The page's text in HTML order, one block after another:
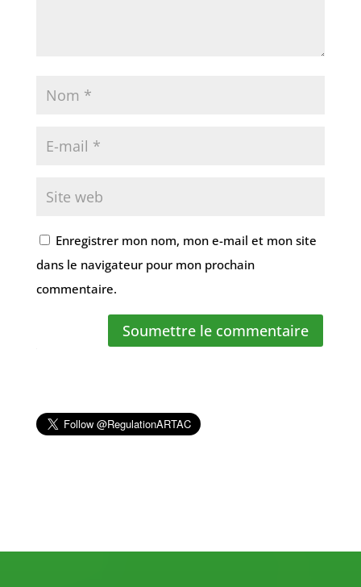
Enregistrer mon nom, mon e-mail et mon site
dans le navigateur pour mon prochain
commentaire.
Soumettre le commentaire